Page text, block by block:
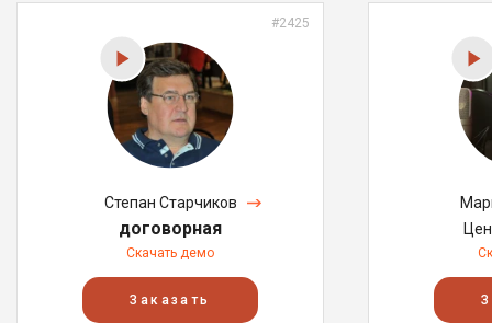
#2425
Степан Старчиков
договорная
Скачать демо
Заказать